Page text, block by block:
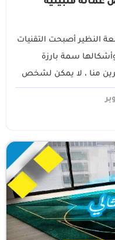
النظير أصبحت التقنيات
وأشكالها سمة بارزة
منا ، لا يمكن لشخص